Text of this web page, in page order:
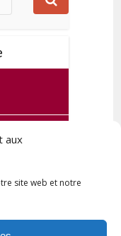
aux
site web et notre